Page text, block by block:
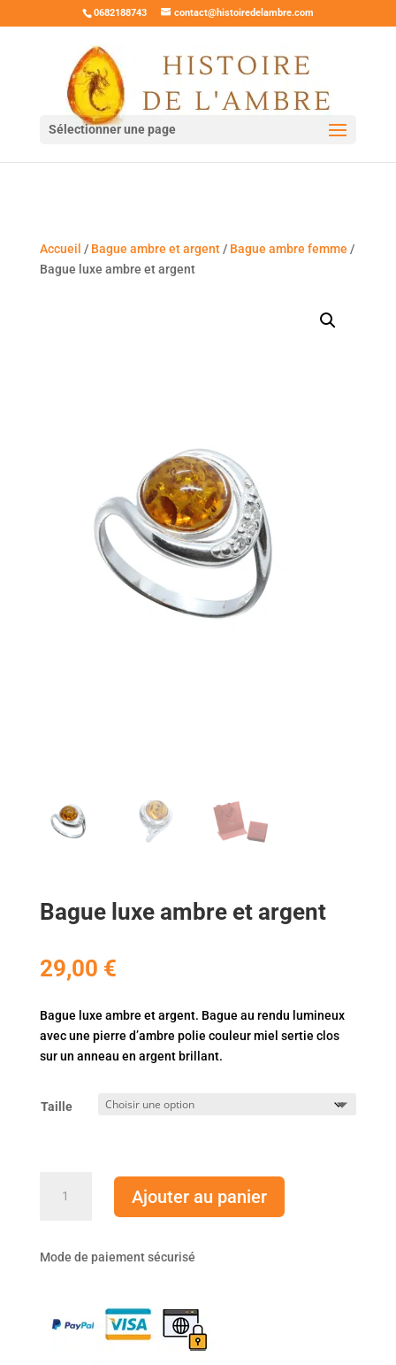
0682188743 contact@histoiredelambre.com
Sélectionner une page
Accueil / Bague ambre et argent/ Bague ambre femme /
Bague luxe ambre et argent
Bague luxe ambre et argent
29,00 €
Bague luxe ambre et argent. Bague au rendu lumineux
avec une pierre d’ambre polie couleur miel sertie clos
sur un anneau en argent brillant.
Taille
ambre
Ajouter au panier
Mode de paiement sécurisé